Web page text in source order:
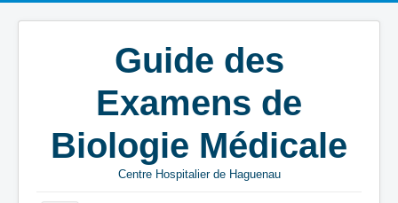
Guide des
Examens de
Biologie Médicale
Centre Hospitalier de Haguenau